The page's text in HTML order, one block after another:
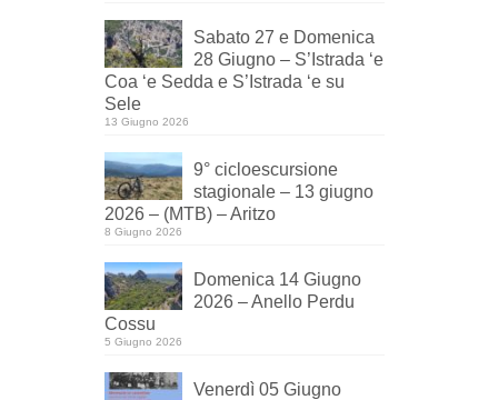
Sabato 27 e Domenica
28 Giugno – S’Istrada ‘e
Coa ‘e Sedda e S’Istrada ‘e su
Sele
13 Giugno 2026
9° cicloescursione
stagionale – 13 giugno
2026 – (MTB) – Aritzo
8 Giugno 2026
Domenica 14 Giugno
2026 – Anello Perdu
Cossu
5 Giugno 2026
Venerdì 05 Giugno